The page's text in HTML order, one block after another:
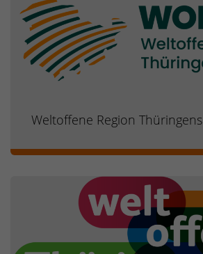
Weltoffene Region Thüringens